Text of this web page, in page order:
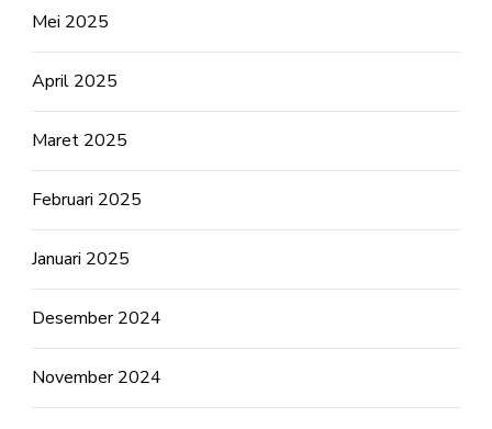
Mei 2025
April 2025
Maret 2025
Februari 2025
Januari 2025
Desember 2024
November 2024